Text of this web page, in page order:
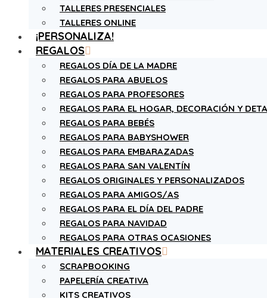
TALLERES PRESENCIALES
TALLERES ONLINE
¡PERSONALIZA!
REGALOS
REGALOS DÍA DE LA MADRE
REGALOS PARA ABUELOS
REGALOS PARA PROFESORES
REGALOS PARA EL HOGAR, DECORACIÓN Y
REGALOS PARA BEBÉS
REGALOS PARA BABYSHOWER
REGALOS PARA EMBARAZADAS
REGALOS PARA SAN VALENTÍN
REGALOS ORIGINALES Y PERSONALIZADOS
REGALOS PARA AMIGOS/AS
REGALOS PARA EL DÍA DEL PADRE
REGALOS PARA NAVIDAD
REGALOS PARA OTRAS OCASIONES
MATERIALES CREATIVOS
SCRAPBOOKING
PAPELERÍA CREATIVA
KITS CREATIVOS